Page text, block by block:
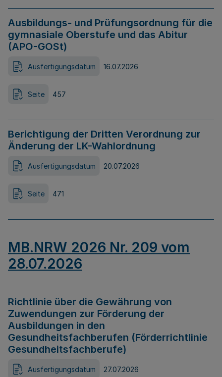
Ausbildungs- und Prüfungsordnung für die
gymnasiale Oberstufe und das Abitur
(APO-GOSt)
Ausfertigungsdatum 16.07.2026
Seite 457
Berichtigung der Dritten Verordnung zur
Änderung der LK-Wahlordnung
Ausfertigungsdatum 20.07.2026
Seite 471
MB.NRW 2026 Nr. 209 vom
28.07.2026
Richtlinie über die Gewährung von
Zuwendungen zur Förderung der
Ausbildungen in den
Gesundheitsfachberufen (Förderrichtlinie
Gesundheitsfachberufe)
Ausfertigungsdatum 27.07.2026